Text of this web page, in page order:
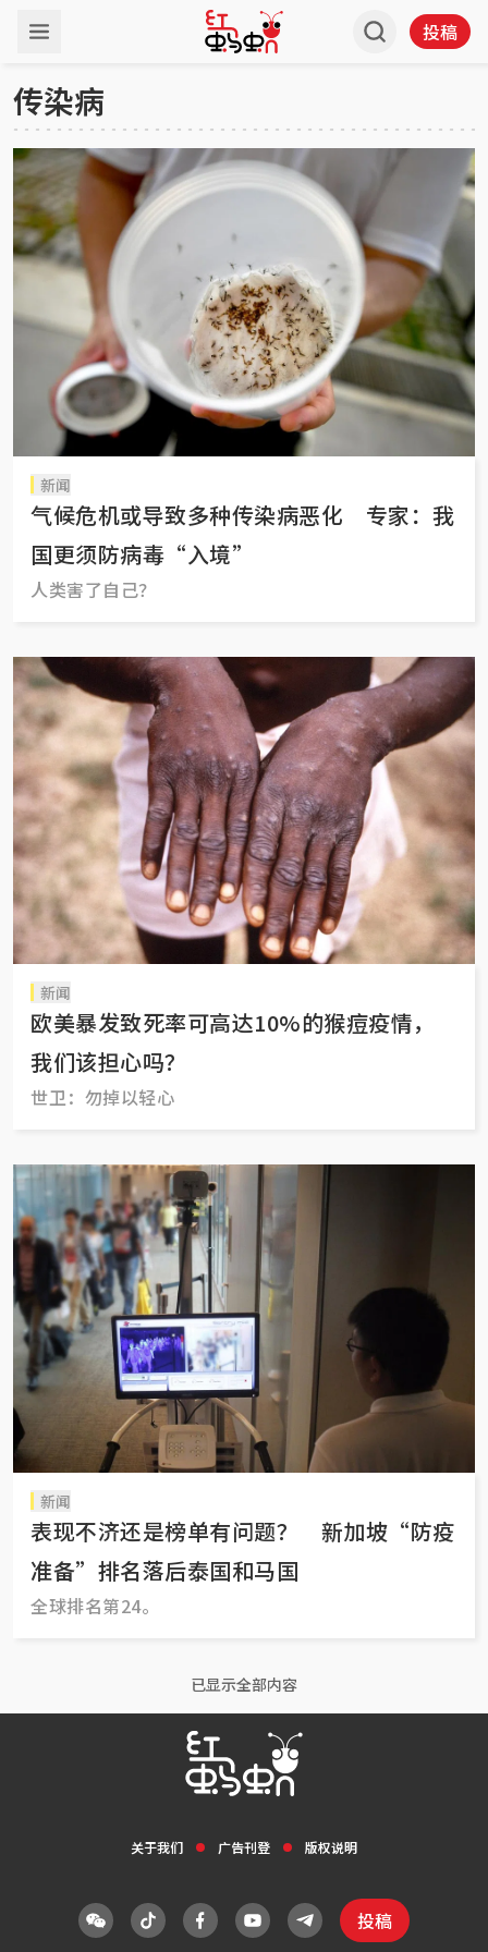
投稿
传染病
新闻
气候危机或导致多种传染病恶化 专家：我
国更须防病毒“入境”
人类害了自己？
新闻
欧美暴发致死率可高达10%的猴痘疫情，
我们该担心吗？
世卫：勿掉以轻心
新闻
表现不济还是榜单有问题？ 新加坡“防疫
准备”排名落后泰国和马国
全球排名第24。
已显示全部内容
关于我们 广告刊登 版权说明
投稿